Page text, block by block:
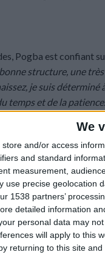
We
store and/or access
and standard
measurement,
use precise geolocation
1538 partners’
detailed information
personal data may
will apply to this
returning to this site
Pogba est confiant
structure, une
je suis
temps et de la
essayer d’apporter : «
voir
déjà avec quelques
la place de le faire.
et ont joué